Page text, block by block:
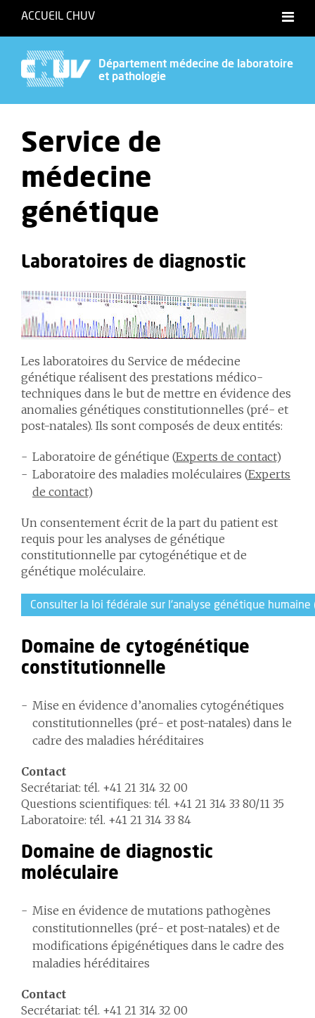
ACCUEIL CHUV
Département médecine de laboratoire
et pathologie
Service de
médecine
génétique
Laboratoires de diagnostic
Les laboratoires du Service de médecine
génétique réalisent des prestations médico-
techniques dans le but de mettre en évidence des
anomalies génétiques constitutionnelles (pré- et
post-natales). Ils sont composés de deux entités:
Laboratoire de génétique (Experts de contact)
Laboratoire des maladies moléculaires (Experts
de contact)
Un consentement écrit de la part du patient est
requis pour les analyses de génétique
constitutionnelle par cytogénétique et de
génétique moléculaire.
Consulter la loi fédérale sur l'analyse génétique humaine
Domaine de cytogénétique
constitutionnelle
Mise en évidence d’anomalies cytogénétiques
constitutionnelles (pré- et post-natales) dans le
cadre des maladies héréditaires
Contact
Secrétariat: tél. +41 21 314 32 00
Questions scientifiques: tél. +41 21 314 33 80/11 35
Laboratoire: tél. +41 21 314 33 84
Domaine de diagnostic
moléculaire
Mise en évidence de mutations pathogènes
constitutionnelles (pré- et post-natales) et de
modifications épigénétiques dans le cadre des
maladies héréditaires
Contact
Secrétariat: tél. +41 21 314 32 00